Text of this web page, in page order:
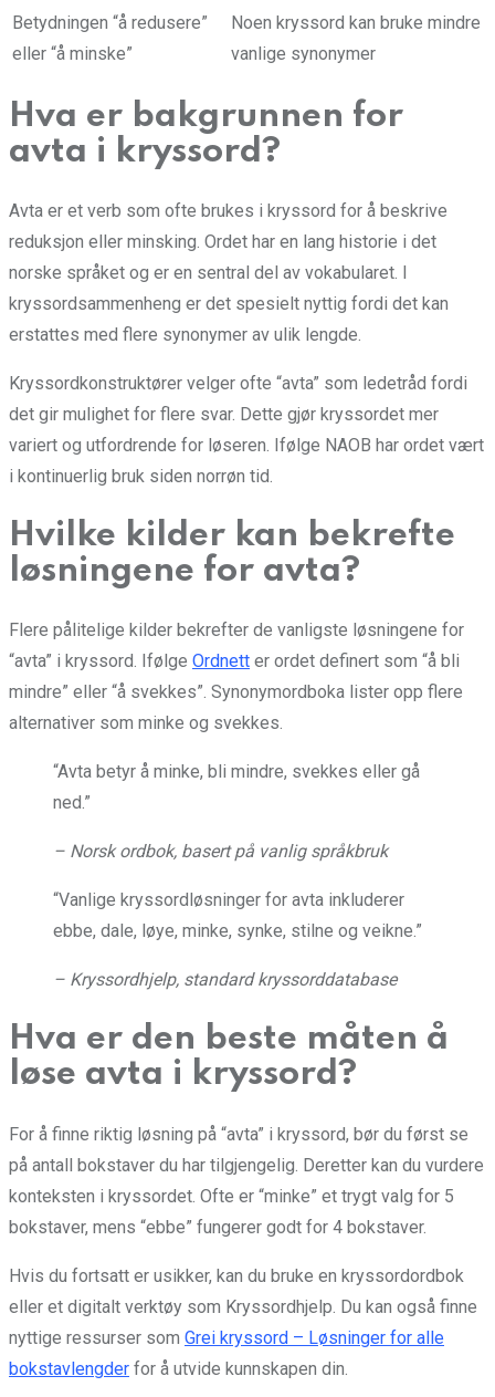
Betydningen “å redusere”
eller “å minske”
Noen kryssord kan bruke mindre
vanlige synonymer
Hva er bakgrunnen for
avta i kryssord?
Avta er et verb som ofte brukes i kryssord for å beskrive
reduksjon eller minsking. Ordet har en lang historie i det
norske språket og er en sentral del av vokabularet. I
kryssordsammenheng er det spesielt nyttig fordi det kan
erstattes med flere synonymer av ulik lengde.
Kryssordkonstruktører velger ofte “avta” som ledetråd fordi
det gir mulighet for flere svar. Dette gjør kryssordet mer
variert og utfordrende for løseren. Ifølge NAOB har ordet vært
i kontinuerlig bruk siden norrøn tid.
Hvilke kilder kan bekrefte
løsningene for avta?
Flere pålitelige kilder bekrefter de vanligste løsningene for
“avta” i kryssord. Ifølge Ordnett er ordet definert som “å bli
mindre” eller “å svekkes”. Synonymordboka lister opp flere
alternativer som minke og svekkes.
“Avta betyr å minke, bli mindre, svekkes eller gå
ned.”
– Norsk ordbok, basert på vanlig språkbruk
“Vanlige kryssordløsninger for avta inkluderer
ebbe, dale, løye, minke, synke, stilne og veikne.”
– Kryssordhjelp, standard kryssorddatabase
Hva er den beste måten å
løse avta i kryssord?
For å finne riktig løsning på “avta” i kryssord, bør du først se
på antall bokstaver du har tilgjengelig. Deretter kan du vurdere
konteksten i kryssordet. Ofte er “minke” et trygt valg for 5
bokstaver, mens “ebbe” fungerer godt for 4 bokstaver.
Hvis du fortsatt er usikker, kan du bruke en kryssordordbok
eller et digitalt verktøy som Kryssordhjelp. Du kan også finne
nyttige ressurser som Grei kryssord – Løsninger for alle
bokstavlengder for å utvide kunnskapen din.